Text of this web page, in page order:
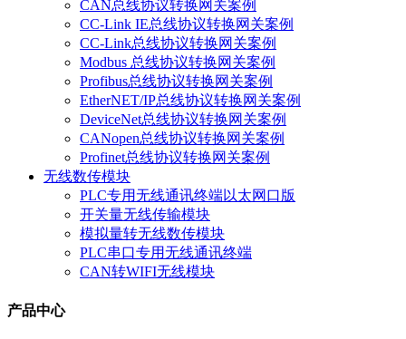
CAN总线协议转换网关案例
CC-Link IE总线协议转换网关案例
CC-Link总线协议转换网关案例
Modbus 总线协议转换网关案例
Profibus总线协议转换网关案例
EtherNET/IP总线协议转换网关案例
DeviceNet总线协议转换网关案例
CANopen总线协议转换网关案例
Profinet总线协议转换网关案例
无线数传模块
PLC专用无线通讯终端以太网口版
开关量无线传输模块
模拟量转无线数传模块
PLC串口专用无线通讯终端
CAN转WIFI无线模块
产品中心